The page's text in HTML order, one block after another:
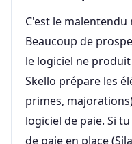
C'est le
Beaucoup de
le logiciel ne
Skello prépare les
primes,
logiciel de paie. Si
de paie en place